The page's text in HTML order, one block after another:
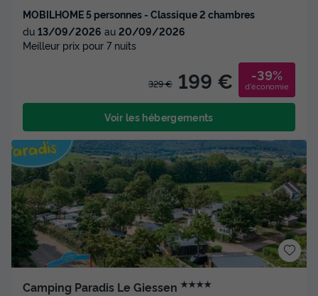
MOBILHOME 5 personnes - Classique 2 chambres
du 13/09/2026 au 20/09/2026
Meilleur prix pour 7 nuits
329 € 199 € -39%
d'économie
Voir les hébergements
Camping Paradis Le Giessen ★★★★